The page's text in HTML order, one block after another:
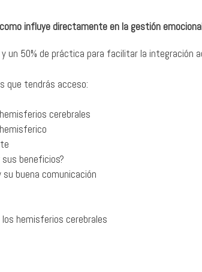
influye directamente en la gestión
un 50% de práctica para facilitar la integración
que tendrás acceso:
cerebrales
sus beneficios?
buena comunicación
hemisferios cerebrales